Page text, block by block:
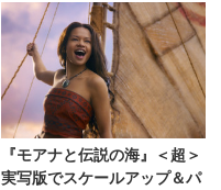
『モアナと伝説の海』＜超＞
実写版でスケールアップ＆パ